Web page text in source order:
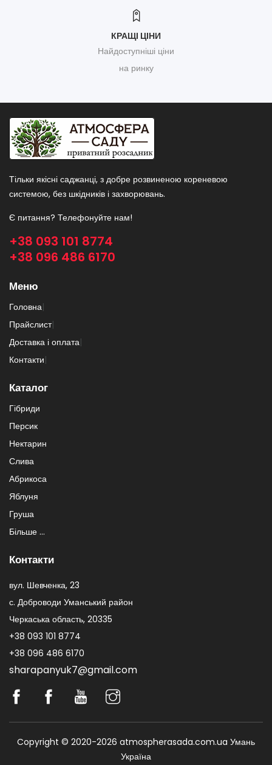
КРАЩІ ЦІНИ
Найдоступніші ціни
на ринку
Тільки якісні саджанці, з добре розвиненою кореневою
системою, без шкідників і захворювань.
Є питання? Телефонуйте нам!
+38 093 101 8774
+38 096 486 6170
Меню
Головна|
Прайслист|
Доставка і оплата|
Контакти|
Каталог
Гібриди
Персик
Нектарин
Слива
Абрикоса
Яблуня
Груша
Більше ...
Контакти
вул. Шевченка, 23
с. Доброводи Уманський район
Черкаська область, 20335
+38 093 101 8774
+38 096 486 6170
sharapanyuk7@gmail.com
Copyright © 2020-2026 atmospherasada.com.ua Умань
Україна